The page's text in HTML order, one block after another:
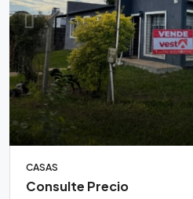
CASAS
Consulte Precio